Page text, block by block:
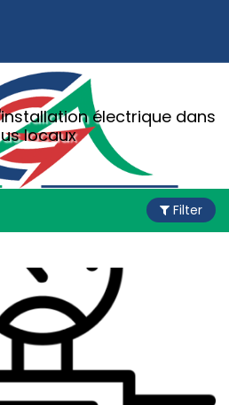
électrique dans
locaux
Filter